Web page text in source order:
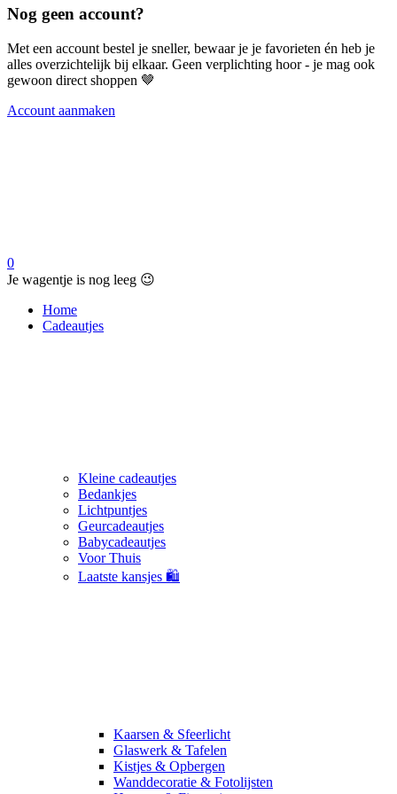
Nog geen account?
Met een account bestel je sneller, bewaar je je favorieten én heb je
alles overzichtelijk bij elkaar. Geen verplichting hoor - je mag ook
gewoon direct shoppen 🤎
Account aanmaken
0
Je wagentje is nog leeg 😉
Home
Cadeautjes
Kleine cadeautjes
Bedankjes
Lichtpuntjes
Geurcadeautjes
Babycadeautjes
Voor Thuis
Laatste kansjes 🛍️
Kaarsen & Sfeerlicht
Glaswerk & Tafelen
Kistjes & Opbergen
Wanddecoratie & Fotolijsten